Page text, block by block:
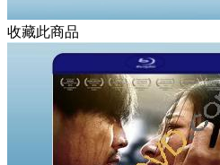
收藏此商品